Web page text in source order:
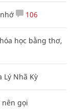
106
học bằng thơ,
Nhã Kỳ
nên gọi